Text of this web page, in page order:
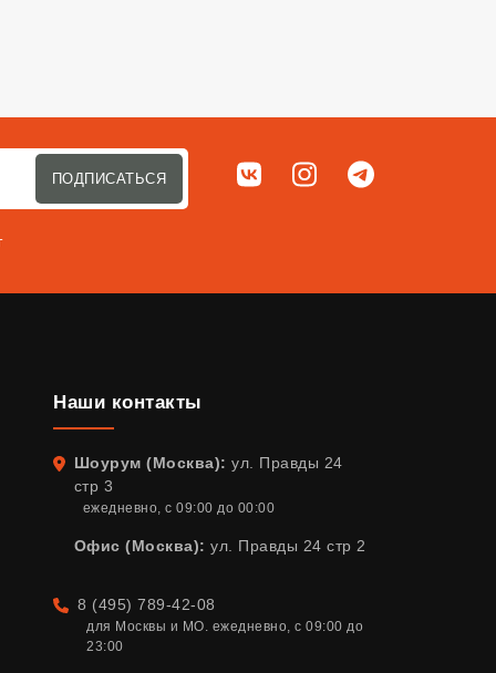
ПОДПИСАТЬСЯ Мы в соц. сетях
ВКонтактеInstagramTelegram
Наши контакты
Адрес
Шоурум (Москва): ул. Правды 24
стр 3
ежедневно, с 09:00 до 00:00
Офис (Москва): ул. Правды 24 стр 2
Телефон
8 (495) 789-42-08
для Москвы и МО. ежедневно, с 09:00 до
23:00